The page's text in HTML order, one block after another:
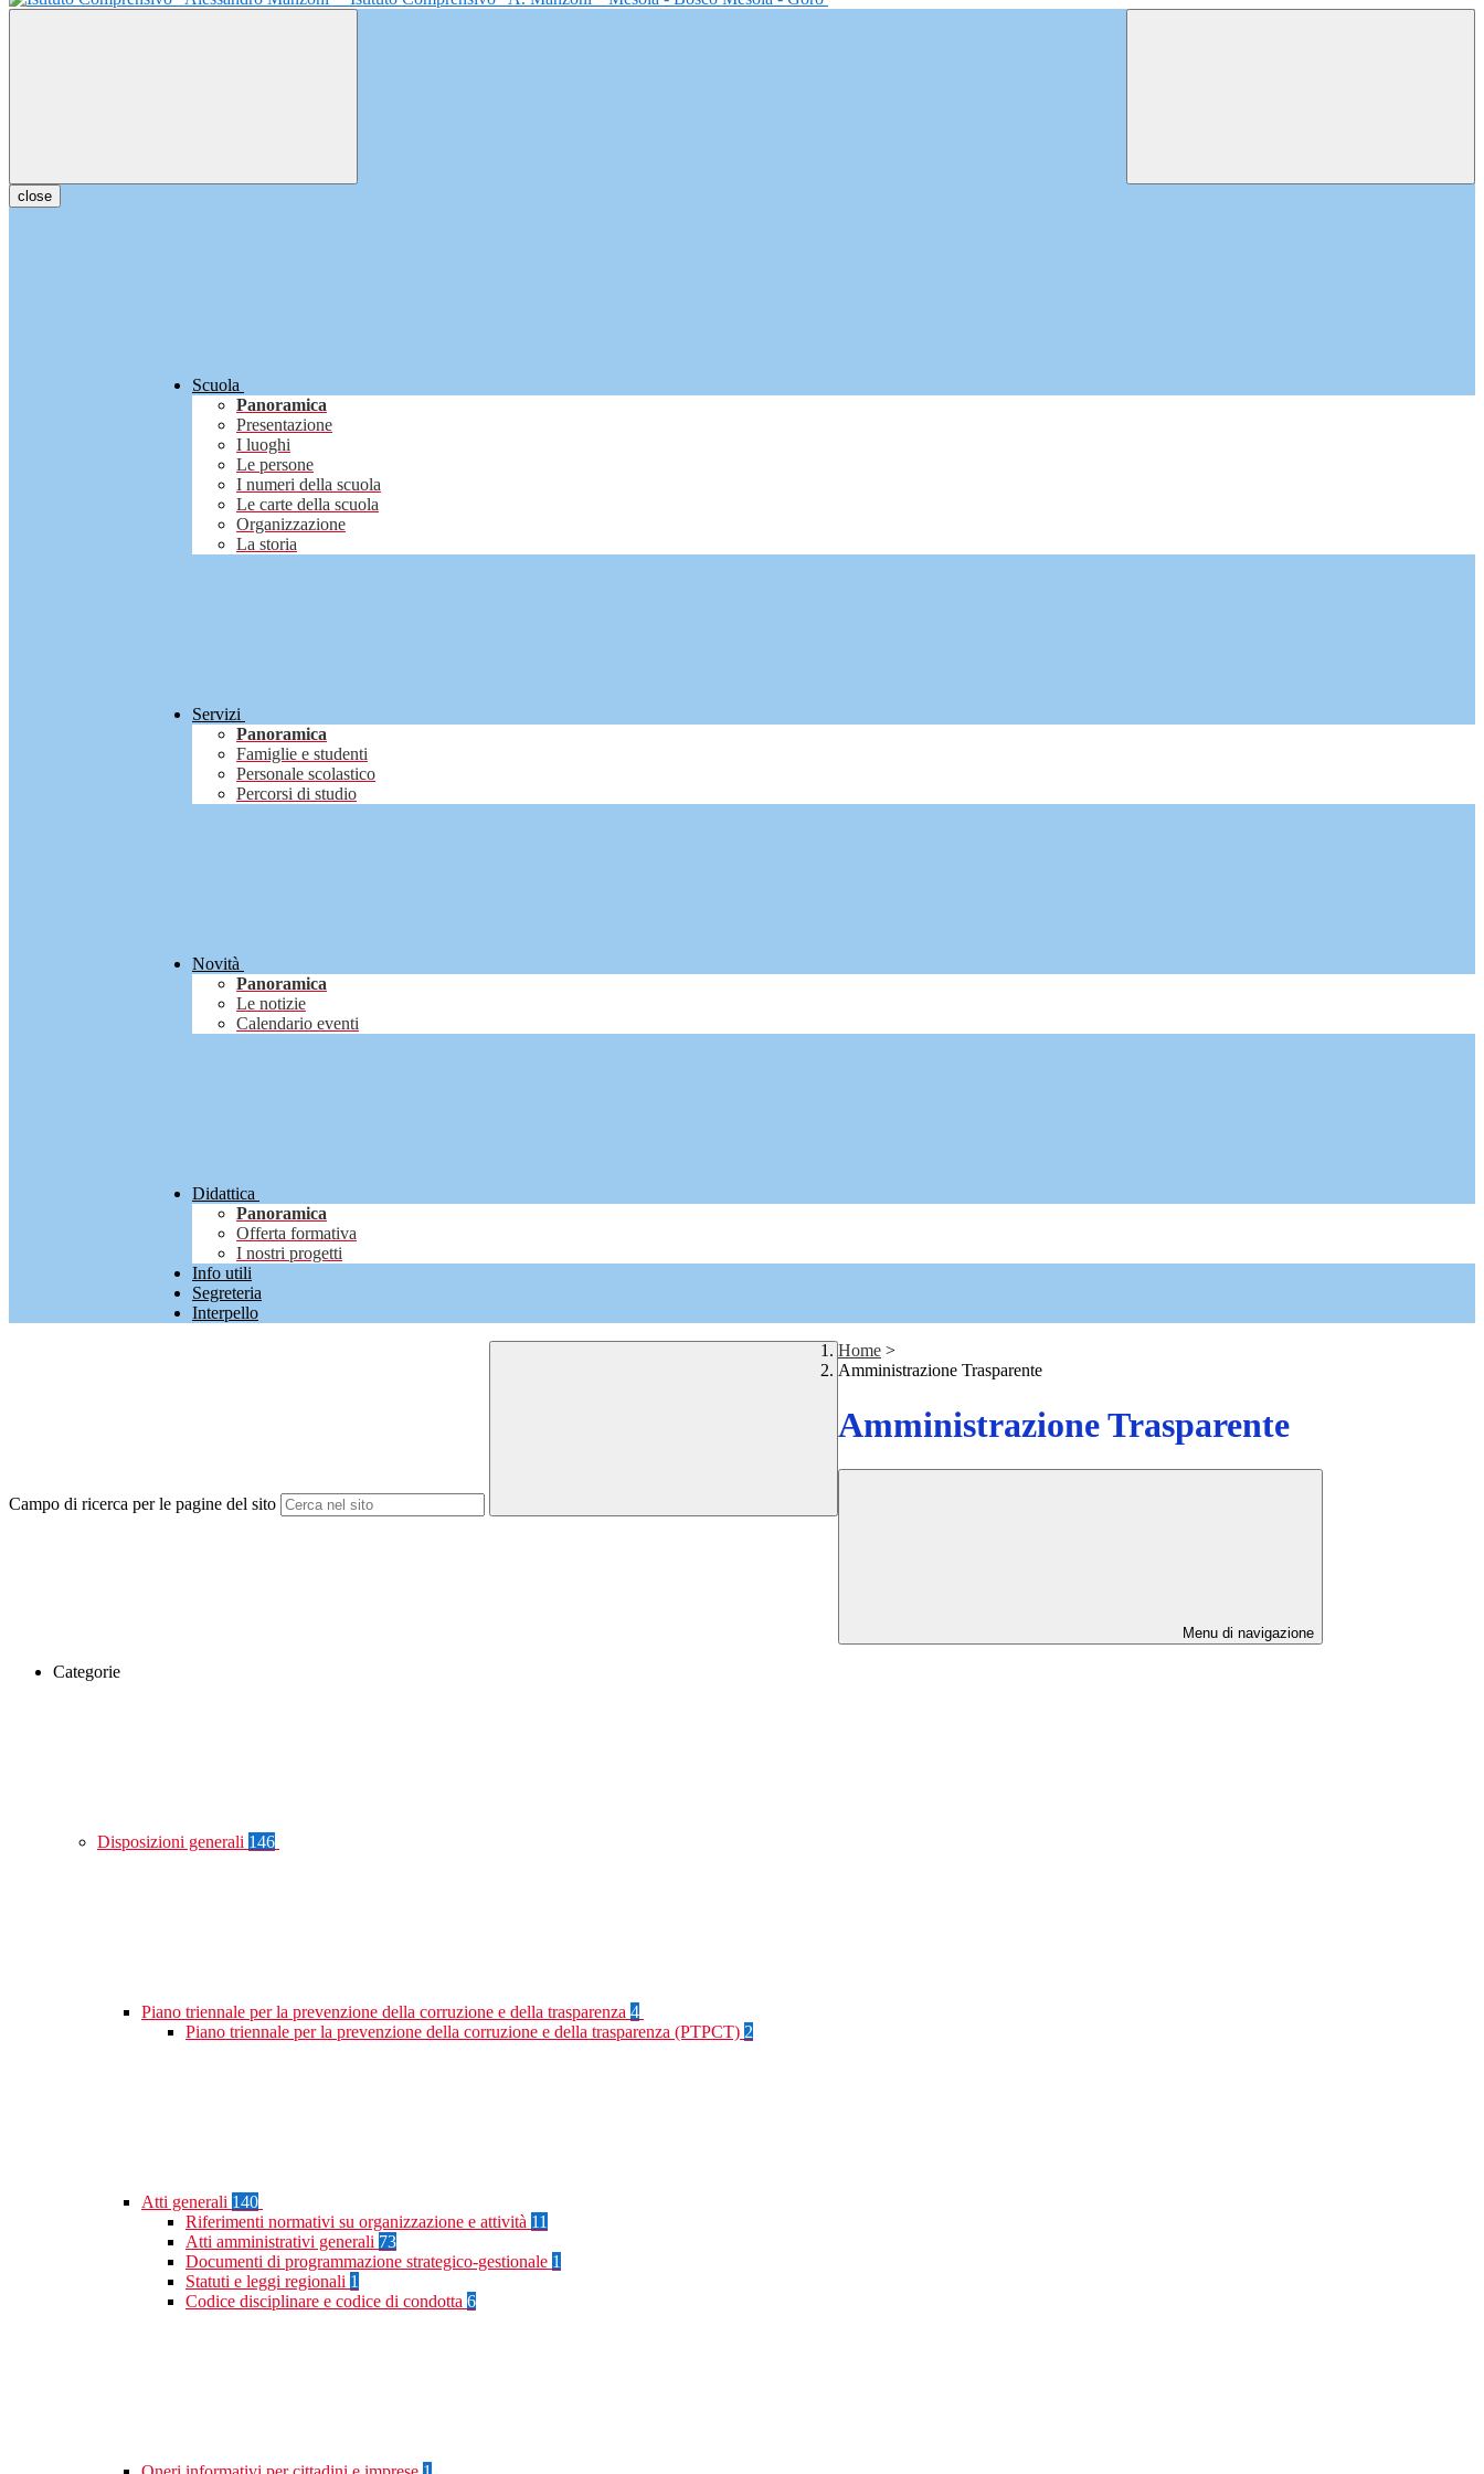
close
Scuola
Panoramica
Presentazione
I luoghi
Le persone
I numeri della scuola
Le carte della scuola
Organizzazione
La storia
Servizi
Panoramica
Famiglie e studenti
Personale scolastico
Percorsi di studio
Novità
Panoramica
Le notizie
Calendario eventi
Didattica
Panoramica
Offerta formativa
I nostri progetti
Info utili
Segreteria
Interpello
Campo di ricerca per le pagine del sito
Home >
Amministrazione Trasparente
Amministrazione Trasparente
Menu di navigazione
Categorie
Disposizioni generali 146
Piano triennale per la prevenzione della corruzione e della trasparenza 4
Piano triennale per la prevenzione della corruzione e della trasparenza (PTPCT) 2
Atti generali 140
Riferimenti normativi su organizzazione e attività 11
Atti amministrativi generali 73
Documenti di programmazione strategico-gestionale 1
Statuti e leggi regionali 1
Codice disciplinare e codice di condotta 6